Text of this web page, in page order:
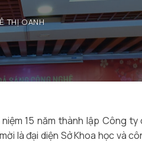
THỊ OANH
15 năm thành lập Công ty
là đại diện Sở Khoa học và